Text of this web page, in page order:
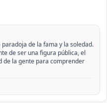
de la fama y la soledad.
de ser una figura pública, el
de la gente para comprender